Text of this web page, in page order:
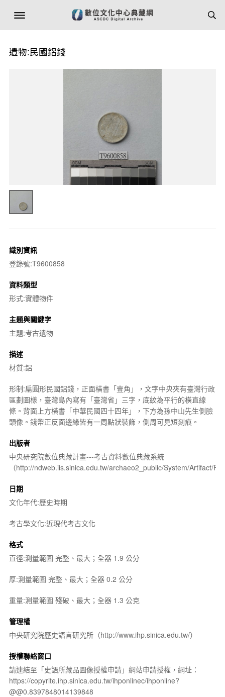
遺物:民國鋁錢
識別資訊
登錄號:T9600858
資料類型
形式:實體物件
主題與關鍵字
主題:考古遺物
描述
材質:鋁
形制:扁圓形民國鋁錢，正面橫書「壹角」，文字中央夾有臺灣行政
區劃圖樣，臺灣島內寫有「臺灣省」三字，底紋為平行的橫直線
條。背面上方橫書「中華民國四十四年」，下方為孫中山先生側臉
頭像。錢幣正反面邊緣皆有一周點狀裝飾，側周可見短刻痕。
出版者
中央研究院數位典藏計畫---考古資料數位典藏系統
（http://ndweb.iis.sinica.edu.tw/archaeo2_public/System/Artifact/
日期
文化年代:歷史時期
考古學文化:近現代考古文化
格式
直徑:測量範圍 完整、最大；全器 1.9 公分
厚:測量範圍 完整、最大；全器 0.2 公分
重量:測量範圍 殘破、最大；全器 1.3 公克
管理權
中央研究院歷史語言研究所（http://www.ihp.sinica.edu.tw/）
授權聯絡窗口
請連結至「史語所藏品圖像授權申請」網站申請授權，網址：
https://copyrite.ihp.sinica.edu.tw/ihponlinec/ihponline?
@@0.8397848014139848